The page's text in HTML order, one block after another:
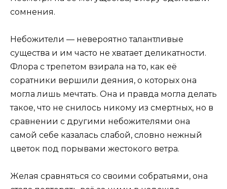
сомнения.
Небожители — невероятно талантливые
существа и им часто не хватает деликатности.
Флора с трепетом взирала на то, как её
соратники вершили деяния, о которых она
могла лишь мечтать. Она и правда могла делать
такое, что не снилось никому из смертных, но в
сравнении с другими небожителями она
самой себе казалась слабой, словно нежный
цветок под порывами жестокого ветра.
Желая сравняться со своими собратьями, она